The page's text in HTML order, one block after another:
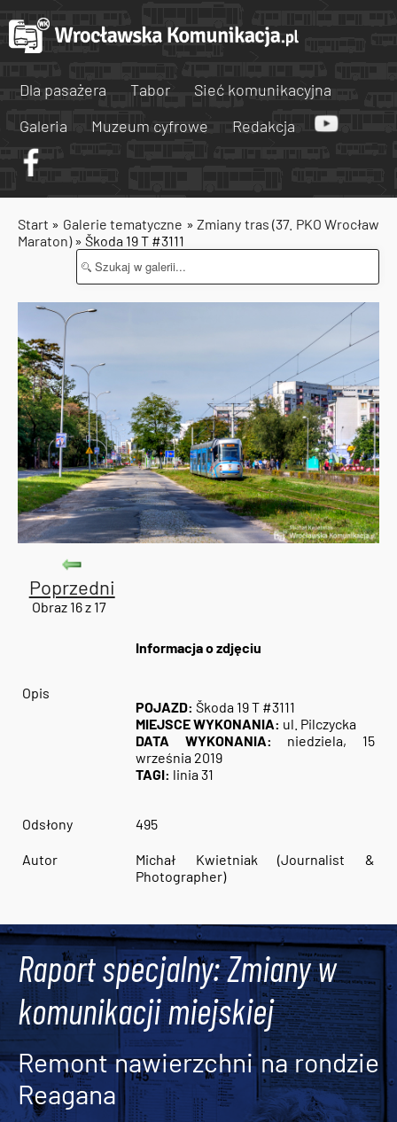
Dla pasażera Tabor
Sieć komunikacyjna
Galeria
Muzeum cyfrowe Redakcja
Start » Galerie tematyczne »Zmiany tras (37. PKO Wrocław
Maraton)» Škoda 19 T #3111
Poprzedni
Obraz 16 z 17
Informacja o zdjęciu
Opis
POJAZD: Škoda 19 T #3111
MIEJSCE WYKONANIA: ul. Pilczycka
DATA WYKONANIA: niedziela, 15
września 2019
TAGI: linia 31
Odsłony 495
Autor
Michał Kwietniak (Journalist &
Photographer)
Raport specjalny: Zmiany w
komunikacji miejskiej
Remont nawierzchni na rondzie
Reagana